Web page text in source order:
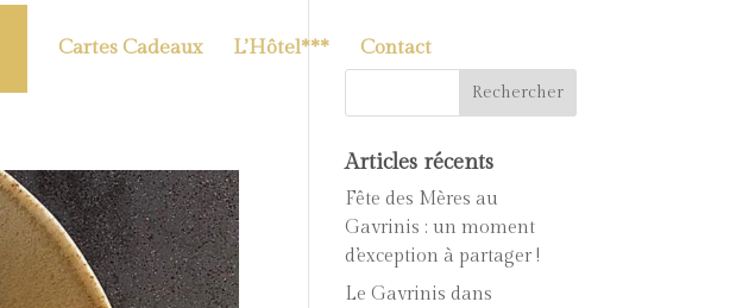
Cartes Cadeaux L’Hôtel*** Contact
Articles récents
Fête des Mères au
Gavrinis : un moment
d’exception à partager !
Le Gavrinis dans